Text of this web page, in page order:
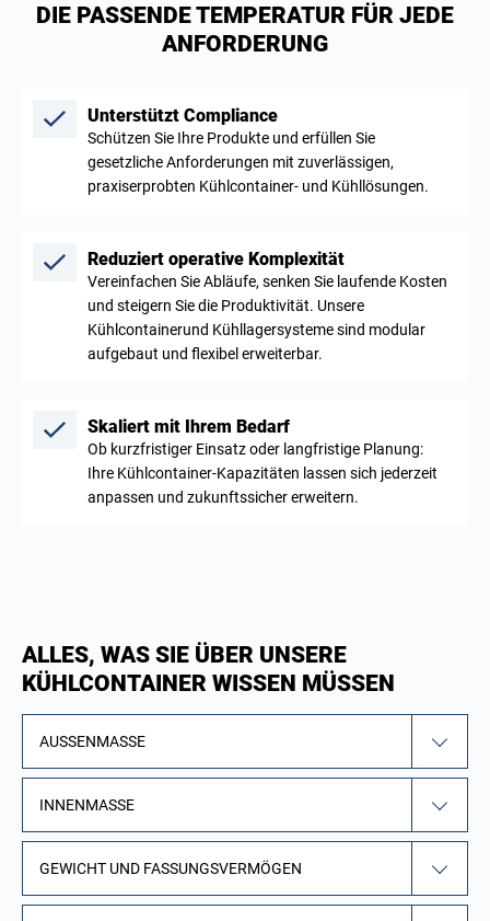
DIE PASSENDE TEMPERATUR FÜR JEDE
ANFORDERUNG
Unterstützt Compliance
Schützen Sie Ihre Produkte und erfüllen Sie
gesetzliche Anforderungen mit zuverlässigen,
praxiserprobten Kühlcontainer- und Kühllösungen.
Reduziert operative Komplexität
Vereinfachen Sie Abläufe, senken Sie laufende Kosten
und steigern Sie die Produktivität. Unsere
Kühlcontainerund Kühllagersysteme sind modular
aufgebaut und flexibel erweiterbar.
Skaliert mit Ihrem Bedarf
Ob kurzfristiger Einsatz oder langfristige Planung:
Ihre Kühlcontainer-Kapazitäten lassen sich jederzeit
anpassen und zukunftssicher erweitern.
ALLES, WAS SIE ÜBER UNSERE
KÜHLCONTAINER WISSEN MÜSSEN
AUSSENMASSE
INNENMASSE
GEWICHT UND FASSUNGSVERMÖGEN